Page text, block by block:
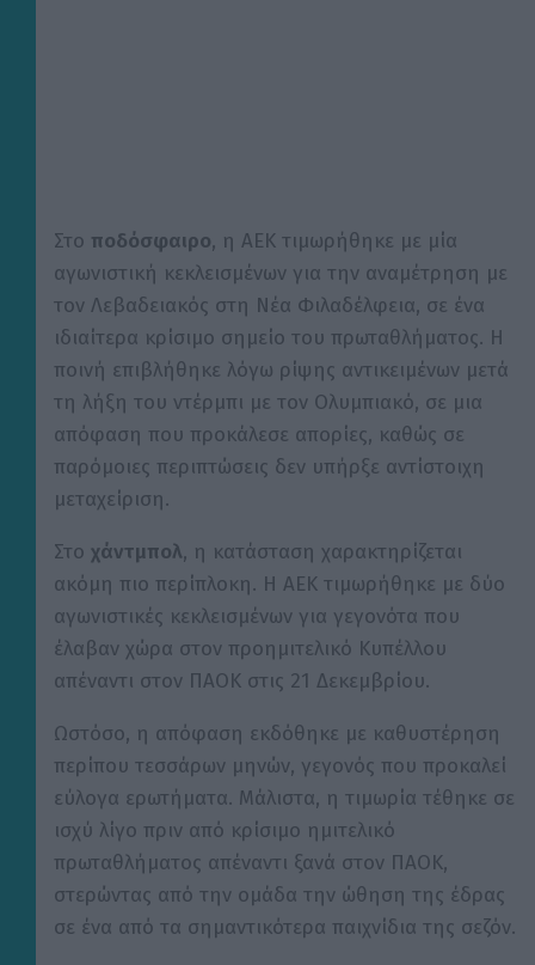
Στο ποδόσφαιρο, η ΑΕΚ τιμωρήθηκε με μία
αγωνιστική κεκλεισμένων για την αναμέτρηση με
τον Λεβαδειακός στη Νέα Φιλαδέλφεια, σε ένα
ιδιαίτερα κρίσιμο σημείο του πρωταθλήματος. Η
ποινή επιβλήθηκε λόγω ρίψης αντικειμένων μετά
τη λήξη του ντέρμπι με τον Ολυμπιακό, σε μια
απόφαση που προκάλεσε απορίες, καθώς σε
παρόμοιες περιπτώσεις δεν υπήρξε αντίστοιχη
μεταχείριση.
Στο χάντμπολ, η κατάσταση χαρακτηρίζεται
ακόμη πιο περίπλοκη. Η ΑΕΚ τιμωρήθηκε με δύο
αγωνιστικές κεκλεισμένων για γεγονότα που
έλαβαν χώρα στον προημιτελικό Κυπέλλου
απέναντι στον ΠΑΟΚ στις 21 Δεκεμβρίου.
Ωστόσο, η απόφαση εκδόθηκε με καθυστέρηση
περίπου τεσσάρων μηνών, γεγονός που προκαλεί
εύλογα ερωτήματα. Μάλιστα, η τιμωρία τέθηκε σε
ισχύ λίγο πριν από κρίσιμο ημιτελικό
πρωταθλήματος απέναντι ξανά στον ΠΑΟΚ,
στερώντας από την ομάδα την ώθηση της έδρας
σε ένα από τα σημαντικότερα παιχνίδια της σεζόν.